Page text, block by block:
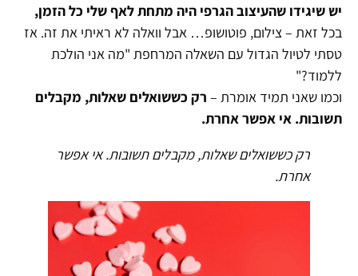
יש שיגידו שהעיצוב הגרפי היה מתחת לאף שלי כל הזמן,
בכל זאת – צילום, פוטושופ… אבל וואלה לא ראיתי את זה. אז
טסתי לטיול הגדול עם השאלה המרחפת "מה אני הולכת
ללמוד?"
וכמו שאני תמיד אומרת – רק כששואלים שאלות, מקבלים
תשובות. אי אפשר אחרת.
רק כששואלים שאלות, מקבלים תשובות. אי אפשר
אחרת.